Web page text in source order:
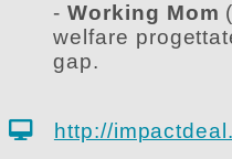
- Working Mom
welfare
gap.
http://